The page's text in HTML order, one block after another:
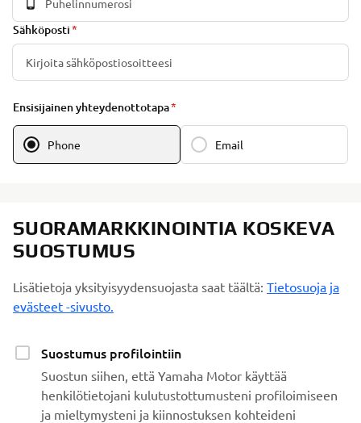
Sähköposti
Ensisijainen yhteydenottotapa
Phone Email
SUORAMARKKINOINTIA KOSKEVA
SUOSTUMUS
Lisätietoja yksityisyydensuojasta saat täältä: Tietosuoja ja
evästeet -sivusto.
Suostumus profilointiin
Suostun siihen, että Yamaha Motor käyttää
henkilötietojani kulutustottumusteni profiloimiseen
ja mieltymysteni ja kiinnostuksen kohteideni